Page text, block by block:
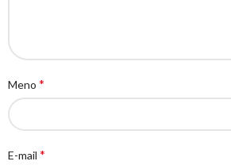
Meno *
E-mail *